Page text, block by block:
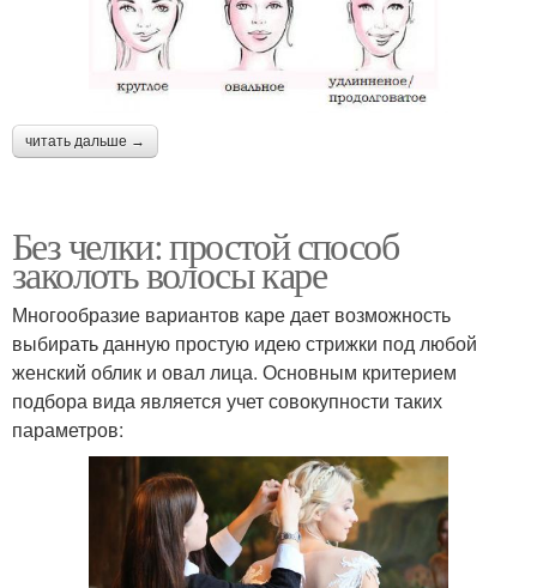
читать дальше →
Без челки: простой способ
заколоть волосы каре
Многообразие вариантов каре дает возможность
выбирать данную простую идею стрижки под любой
женский облик и овал лица. Основным критерием
подбора вида является учет совокупности таких
параметров: